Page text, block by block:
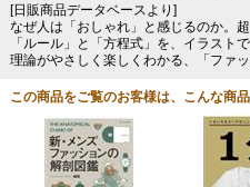
[日販商品データベースより]
なぜ人は「おしゃれ」と感じるのか。
「ルール」と「方程式」を、イラスト
理論がやさしく楽しくわかる、「ファ
この商品をご覧のお客様は、こんな商